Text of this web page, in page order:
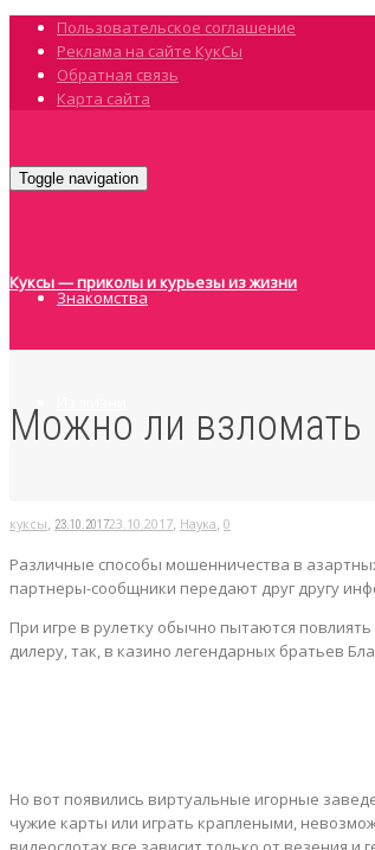
Пользовательское соглашение
Реклама на сайте КукСы
Обратная связь
Карта сайта
Toggle navigation
Куксы — приколы и курьезы из жизни
Знакомства
Авто
Можно ли взломать
куксы, 23.10.201723.10.2017, Наука, 0
Различные способы мошенничества в
партнеры-сообщники передают друг другу
При игре в рулетку обычно пытаются
дилеру, так, в казино легендарных братьев
Но вот появились виртуальные игорные
чужие карты или играть краплеными,